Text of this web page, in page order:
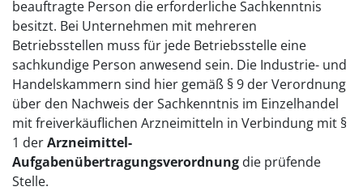
beauftragte Person die erforderliche Sachkenntnis
besitzt. Bei Unternehmen mit mehreren
Betriebsstellen muss für jede Betriebsstelle eine
sachkundige Person anwesend sein. Die Industrie- und
Handelskammern sind hier gemäß § 9 der Verordnung
über den Nachweis der Sachkenntnis im Einzelhandel
mit freiverkäuflichen Arzneimitteln in Verbindung mit §
1 derArzneimittel-
Aufgabenübertragungsverordnung die prüfende
Stelle.